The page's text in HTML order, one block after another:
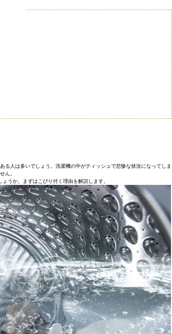
る人は多いでしょう。洗濯機の中がティッシュで悲惨な状況になってしま
ん。
うか。まずはこびり付く理由を解説します。